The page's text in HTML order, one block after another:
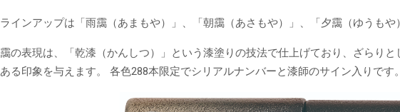
ラインアップは「雨靄（あまもや）」、「朝靄（あさもや）」、「夕靄（ゆうもや
靄の表現は、「乾漆（かんしつ）」という漆塗りの技法で仕上げており、ざらり
ある印象を与えます。 各色288本限定でシリアルナンバーと漆師のサイン入りです。